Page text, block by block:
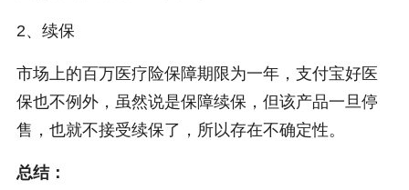
2、续保
市场上的百万医疗险保障期限为一年，支付宝好医
保也不例外，虽然说是保障续保，但该产品一旦停
售，也就不接受续保了，所以存在不确定性。
总结：